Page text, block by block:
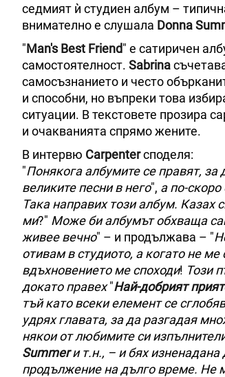
седмият ѝ студиен албум –
внимателно е слушала Donna
"Man's Best Friend" е сатиричен
самостоятелност. Sabrina
самосъзнанието и често
и способни, но въпреки това
ситуации. В текстовете прозира
и очакванията спрямо жените.
В интервю Carpenterсподеля:
"Понякога албумите се правят, за
великите песни в него", а по-
Така направих този албум. Казах
ми?" Може би албумът обхваща
живее вечно" – и продължава – "
отивам в студиото, а когато не
вдъхновението ме споходи! Този
докато правех"Най-добрият
тъй като всеки елемент се
удрях главата, за да разгадая
някои от любимите си
Summer и т.н., – и бях
продължение на дълго време. Не